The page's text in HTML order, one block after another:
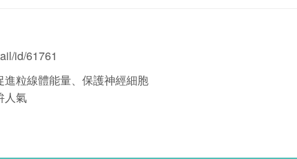
id/61761
粒線體能量、保護神經細胞
人氣